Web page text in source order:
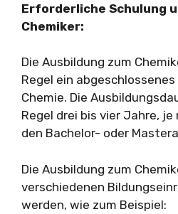
Erforderliche Schulung
Chemiker:
Die Ausbildung zum
Regel ein
Chemie. Die
Regel drei bis vier Jahre, je
den Bachelor- oder
Die Ausbildung zum
verschiedenen
werden, wie zum Beispiel: